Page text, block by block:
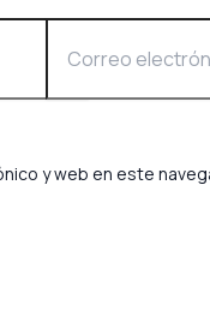
y web en este